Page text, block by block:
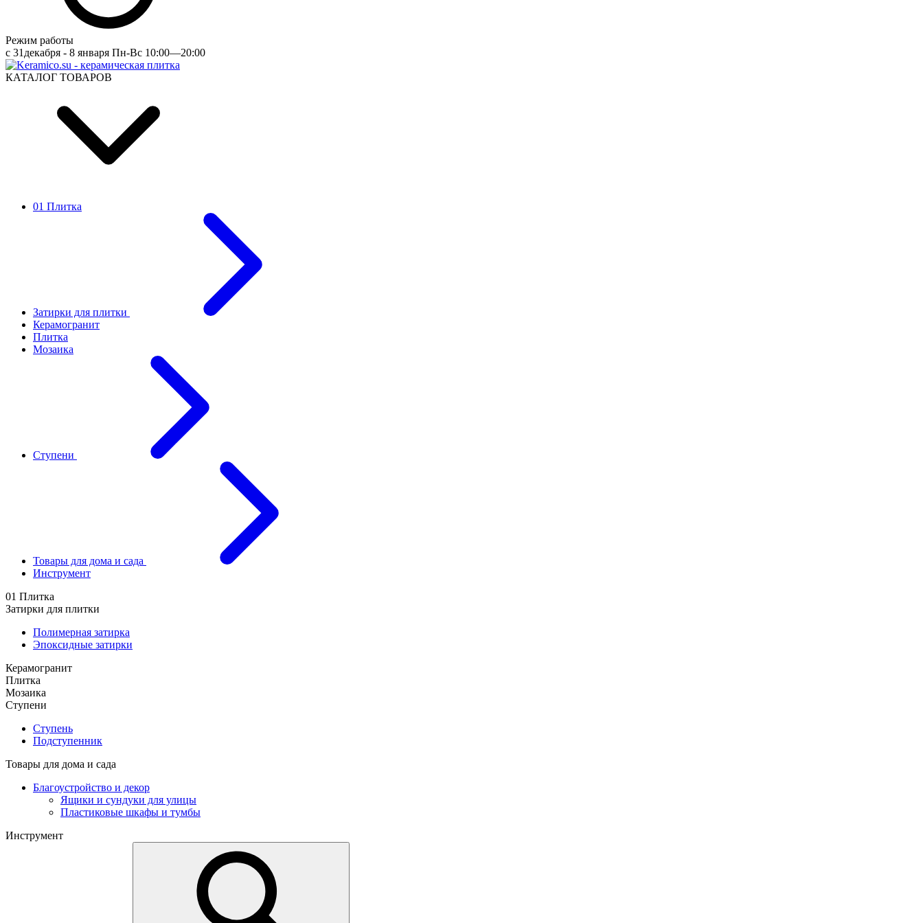
Режим работы
c 31декабря - 8 января Пн-Вс 10:00—20:00
КАТАЛОГ ТОВАРОВ
01 Плитка
Затирки для плитки
Керамогранит
Плитка
Мозаика
Ступени
Товары для дома и сада
Инструмент
01 Плитка
Затирки для плитки
Полимерная затирка
Эпоксидные затирки
Керамогранит
Плитка
Мозаика
Ступени
Ступень
Подступенник
Товары для дома и сада
Благоустройство и декор
Ящики и сундуки для улицы
Пластиковые шкафы и тумбы
Инструмент